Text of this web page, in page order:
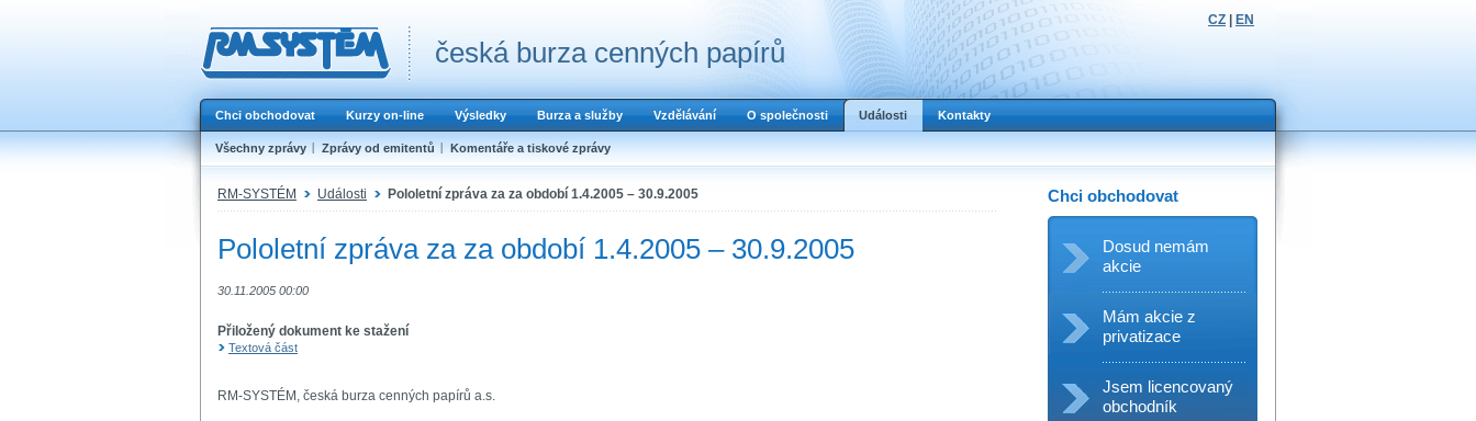
česká burza cenných papírů
CZ EN
Chci obchodovat Kurzy on-line Výsledky Burza a služby Vzdělávání O společnosti Události Kontakty
Všechny zprávy Zprávy od emitentů Komentáře a tiskové zprávy
RM-SYSTÉM Události Pololetní zpráva za za období 1.4.2005 – 30.9.2005
Pololetní zpráva za za období 1.4.2005 – 30.9.2005
30.11.2005 00:00
Přiložený dokument ke stažení
Textová část
RM-SYSTÉM, česká burza cenných papírů a.s.
Chci obchodovat
Dosud nemám
akcie
Mám akcie z
privatizace
Jsem licencovaný
obchodník